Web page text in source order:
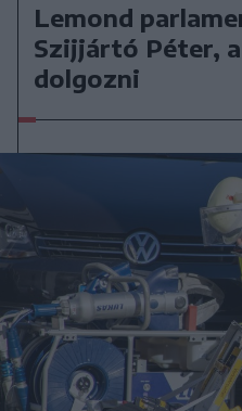
Lemond
Szijjártó Péter,
dolgozni